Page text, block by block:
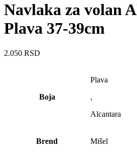
Navlaka za volan
Plava 37-39cm
2.050 RSD
Boja
Plava
,
Alcantara
Brend Mišel